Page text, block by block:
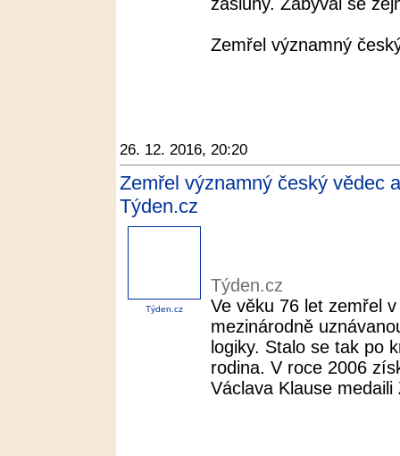
Zemřel významný
26. 12. 2016, 20:20
Zemřel významný český vědec
Týden.cz
Týden.cz
Týden.cz
Ve věku 76 let zemřel
mezinárodně
logiky. Stalo se tak po
rodina. V roce 2006
Václava Klause medaili